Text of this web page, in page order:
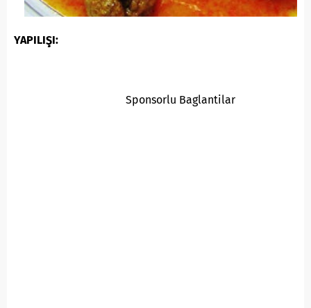
YAPILIŞI:
Sponsorlu Baglantilar